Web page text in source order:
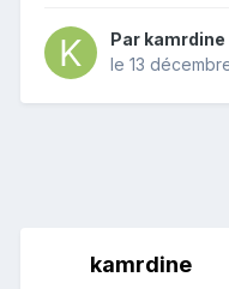
Par kamrdine
le 13
kamrdine